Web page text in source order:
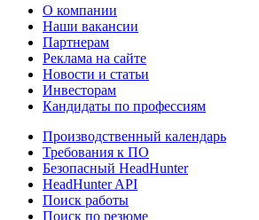
О компании
Наши вакансии
Партнерам
Реклама на сайте
Новости и статьи
Инвесторам
Кандидаты по профессиям
Производственный календарь
Требования к ПО
Безопасный HeadHunter
HeadHunter API
Поиск работы
Поиск по резюме